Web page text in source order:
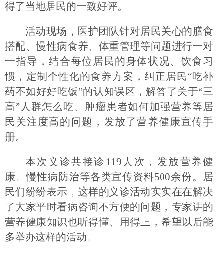
得了当地居民的一致好评。
活动现场，医护团队针对居民关心的膳食
搭配、慢性病食养、体重管理等问题进行一对
一指导，结合每位居民的身体状况、饮食习
惯，定制个性化的食养方案，纠正居民“吃补
药不如好好吃饭”的认知误区，解答了关于“三
高”人群怎么吃、肿瘤患者如何加强营养等居
民关注度高的问题，发放了营养健康宣传手
册。
本次义诊共接诊119人次，发放营养健
康、慢性病防治等各类宣传资料500余份。居
民们纷纷表示，这样的义诊活动实实在在解决
了大家平时看病咨询不方便的问题，专家讲的
营养健康知识也听得懂、用得上，希望以后能
多举办这样的活动。